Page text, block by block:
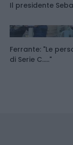
Il presidente
Ferrante: "Le
di Serie C....."